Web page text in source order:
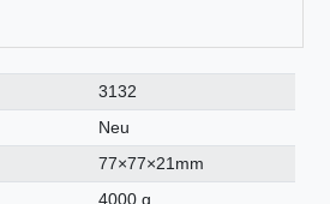
3132
Neu
77×77×21mm
4000 g